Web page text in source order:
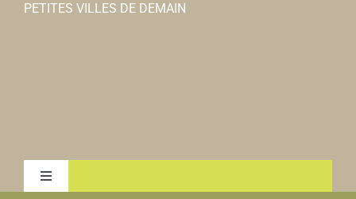
PETITES VILLES DE DEMAIN
Toggle